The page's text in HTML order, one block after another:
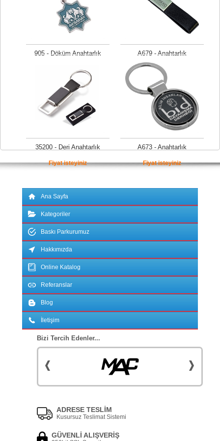
905 - Döküm Anahtarlık
Fiyat isteyiniz
A679 - Anahtarlık
Fiyat isteyiniz
35200 - Deri Anahtarlık
Fiyat isteyiniz
A673 - Anahtarlık
Fiyat isteyiniz
Ana Sayfa
Kategoriler
Baskı Parkurumuz
Hakkımızda
Online Katalog
Referanslar
Blog
İletişim
Bizi Tercih Edenler...
ADRESE TESLİM
Kusursuz Teslimat Sistemi
GÜVENLİ ALIŞVERİŞ